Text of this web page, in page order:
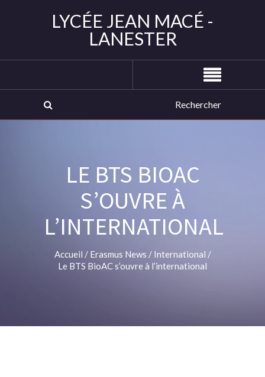
LYCÉE JEAN MACÉ -
LANESTER
LE BTS BIOAC
S’OUVRE À
L’INTERNATIONAL
Accueil / Erasmus News / International /
Le BTS BioAC s’ouvre à l’international